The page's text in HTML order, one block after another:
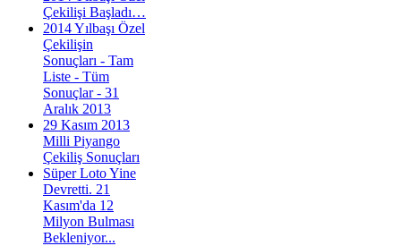
Çekilişi Başladı…
2014 Yılbaşı Özel
Çekilişin
Sonuçları - Tam
Liste - Tüm
Sonuçlar - 31
Aralık 2013
29 Kasım 2013
Milli Piyango
Çekiliş Sonuçları
Süper Loto Yine
Devretti. 21
Kasım'da 12
Milyon Bulması
Bekleniyor...